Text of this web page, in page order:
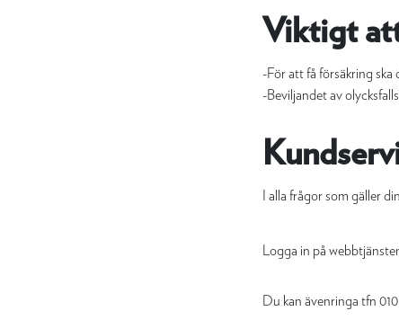
Viktigt
-För att få försäkring
-Beviljandet av
I alla frågor som gäller
Logga in på
Du kan ävenringa tfn 010